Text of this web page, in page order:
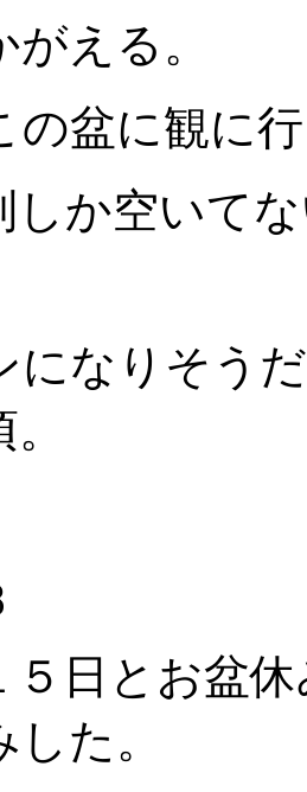
える。
の盆に観に
しか空いて
になりそう
５日とお盆
た。